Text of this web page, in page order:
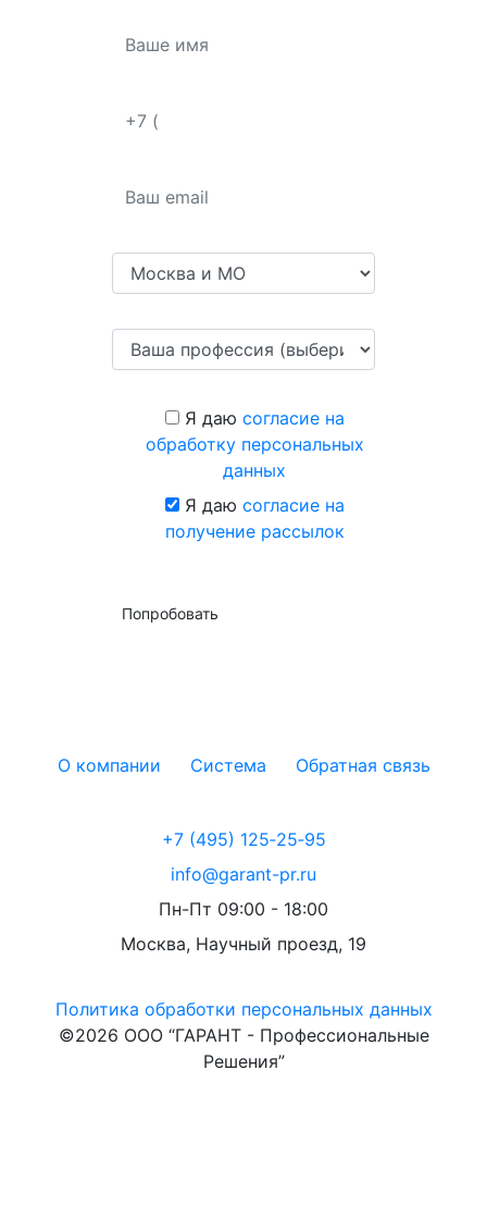
Я даю согласие на
обработку персональных
данных
Я даю согласие на
получение рассылок
Попробовать
О компании Система Обратная связь
+7 (495) 125‑25‑95
info@garant-pr.ru
Пн-Пт 09:00 - 18:00
Москва, Научный проезд, 19
Политика обработки персональных данных
©2026 ООО “ГАРАНТ - Профессиональные
Решения”